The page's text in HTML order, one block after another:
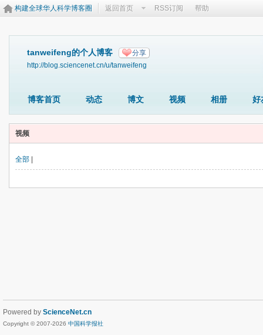
构建全球华人科学博客圈 返回首页 RSS订阅 帮助
tanweifeng的个人博客 分享
http://blog.sciencenet.cn/u/tanweifeng
博客首页 动态 博文 视频 相册 好
视频
全部
Powered by ScienceNet.cn
Copyright © 2007-2026 中国科学报社